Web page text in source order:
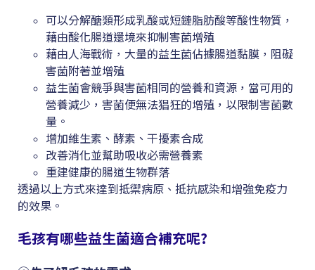
可以分解醣類形成乳酸或短鏈脂肪酸等酸性物質，
藉由酸化腸道還境來抑制害菌增殖
藉由人海戰術，大量的益生菌佔據腸道黏膜，阻礙
害菌附著並增殖
益生菌會競爭與害菌相同的營養和資源，當可用的
營養減少，害菌便無法猖狂的增殖，以限制害菌數
量。
增加維生素、酵素、干擾素合成
改善消化並幫助吸收必需營養素
重建健康的腸道生物群落
透過以上方式來達到抵禦病原、抵抗感染和增強免疫力
的效果。
毛孩有哪些益生菌適合補充呢?